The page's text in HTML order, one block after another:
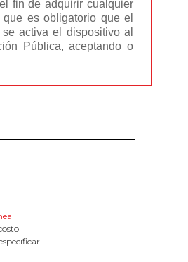
fin de adquirir cualquier
es obligatorio que el
activa el dispositivo al
Pública, aceptando o